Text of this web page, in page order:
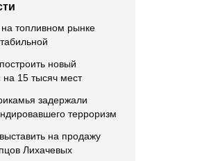
топливном рынке
новый
15 тысяч мест
задержали
терроризм
на продажу
Лихачевых